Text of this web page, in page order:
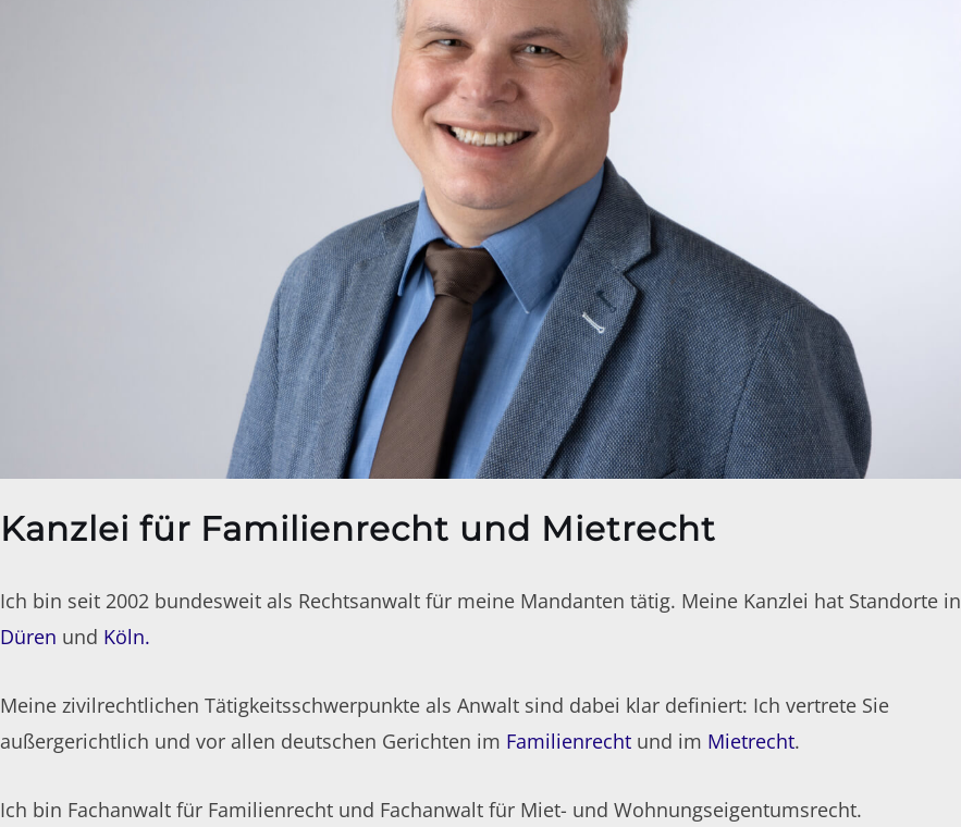
Kanzlei für Familienrecht und Mietrecht
Ich bin seit 2002 bundesweit als Rechtsanwalt für meine Mandanten tätig. Meine Kanzlei hat Standorte in
Düren und Köln.
Meine zivilrechtlichen Tätigkeitsschwerpunkte als Anwalt sind dabei klar definiert: Ich vertrete Sie
außergerichtlich und vor allen deutschen Gerichten im Familienrecht und im Mietrecht.
Ich bin Fachanwalt für Familienrecht und Fachanwalt für Miet- und Wohnungseigentumsrecht.